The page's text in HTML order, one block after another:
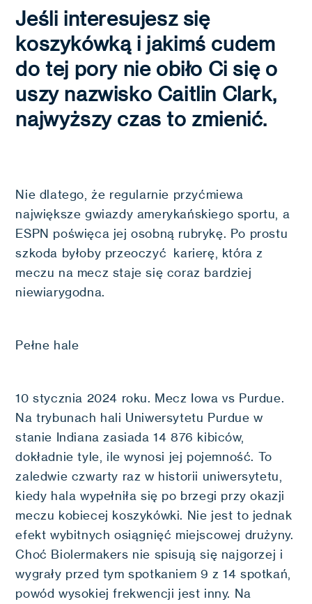
Jeśli interesujesz się
koszykówką i jakimś cudem
do tej pory nie obiło Ci się o
uszy nazwisko Caitlin Clark,
najwyższy czas to zmienić.
Nie dlatego, że regularnie przyćmiewa
największe gwiazdy amerykańskiego sportu, a
ESPN poświęca jej osobną rubrykę. Po prostu
szkoda byłoby przeoczyć karierę, która z
meczu na mecz staje się coraz bardziej
niewiarygodna.
Pełne hale
10 stycznia 2024 roku. Mecz Iowa vs Purdue.
Na trybunach hali Uniwersytetu Purdue w
stanie Indiana zasiada 14 876 kibiców,
dokładnie tyle, ile wynosi jej pojemność. To
zaledwie czwarty raz w historii uniwersytetu,
kiedy hala wypełniła się po brzegi przy okazji
meczu kobiecej koszykówki. Nie jest to jednak
efekt wybitnych osiągnięć miejscowej drużyny.
Choć Biolermakers nie spisują się najgorzej i
wygrały przed tym spotkaniem 9 z 14 spotkań,
powód wysokiej frekwencji jest inny. Na